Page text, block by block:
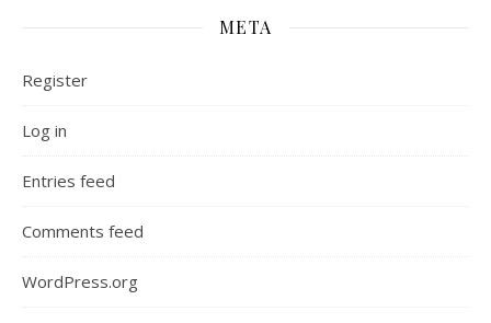
META
Register
Log in
Entries feed
Comments feed
WordPress.org